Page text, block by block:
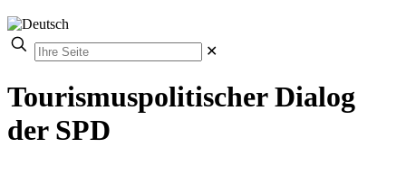
✕
Tourismuspolitischer Dialog
der SPD